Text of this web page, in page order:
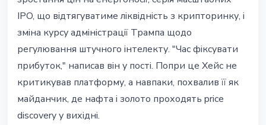
IPO, що відтягуватиме ліквідність з крипторинку, і
зміна курсу адміністрації Трампа щодо
регулювання штучного інтелекту. "Час фіксувати
прибуток," написав він у пості. Попри це Хейс не
критикував платформу, а навпаки, похвалив її як
майданчик, де нафта і золото проходять price
discovery у вихідні.